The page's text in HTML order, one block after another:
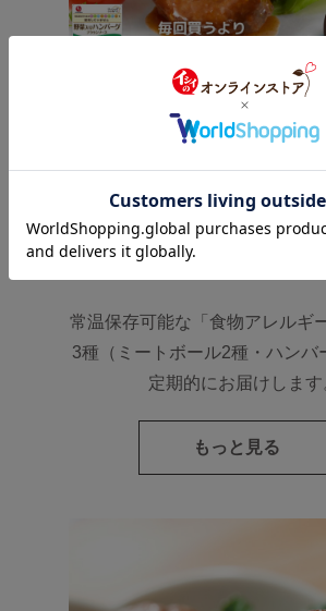
いっしょがいいね定
6,000円（税込・送料
毎回同じ商品をお届
常温保存可能な「食物アレルギ
3種（ミートボール2種・ハンバ
定期的にお届けします
もっと見る